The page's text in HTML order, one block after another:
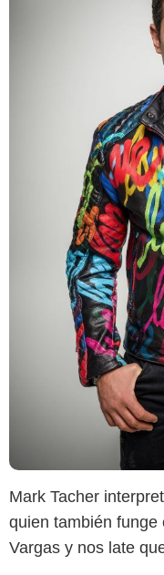
Mark Tacher
quien también
Vargas y nos late